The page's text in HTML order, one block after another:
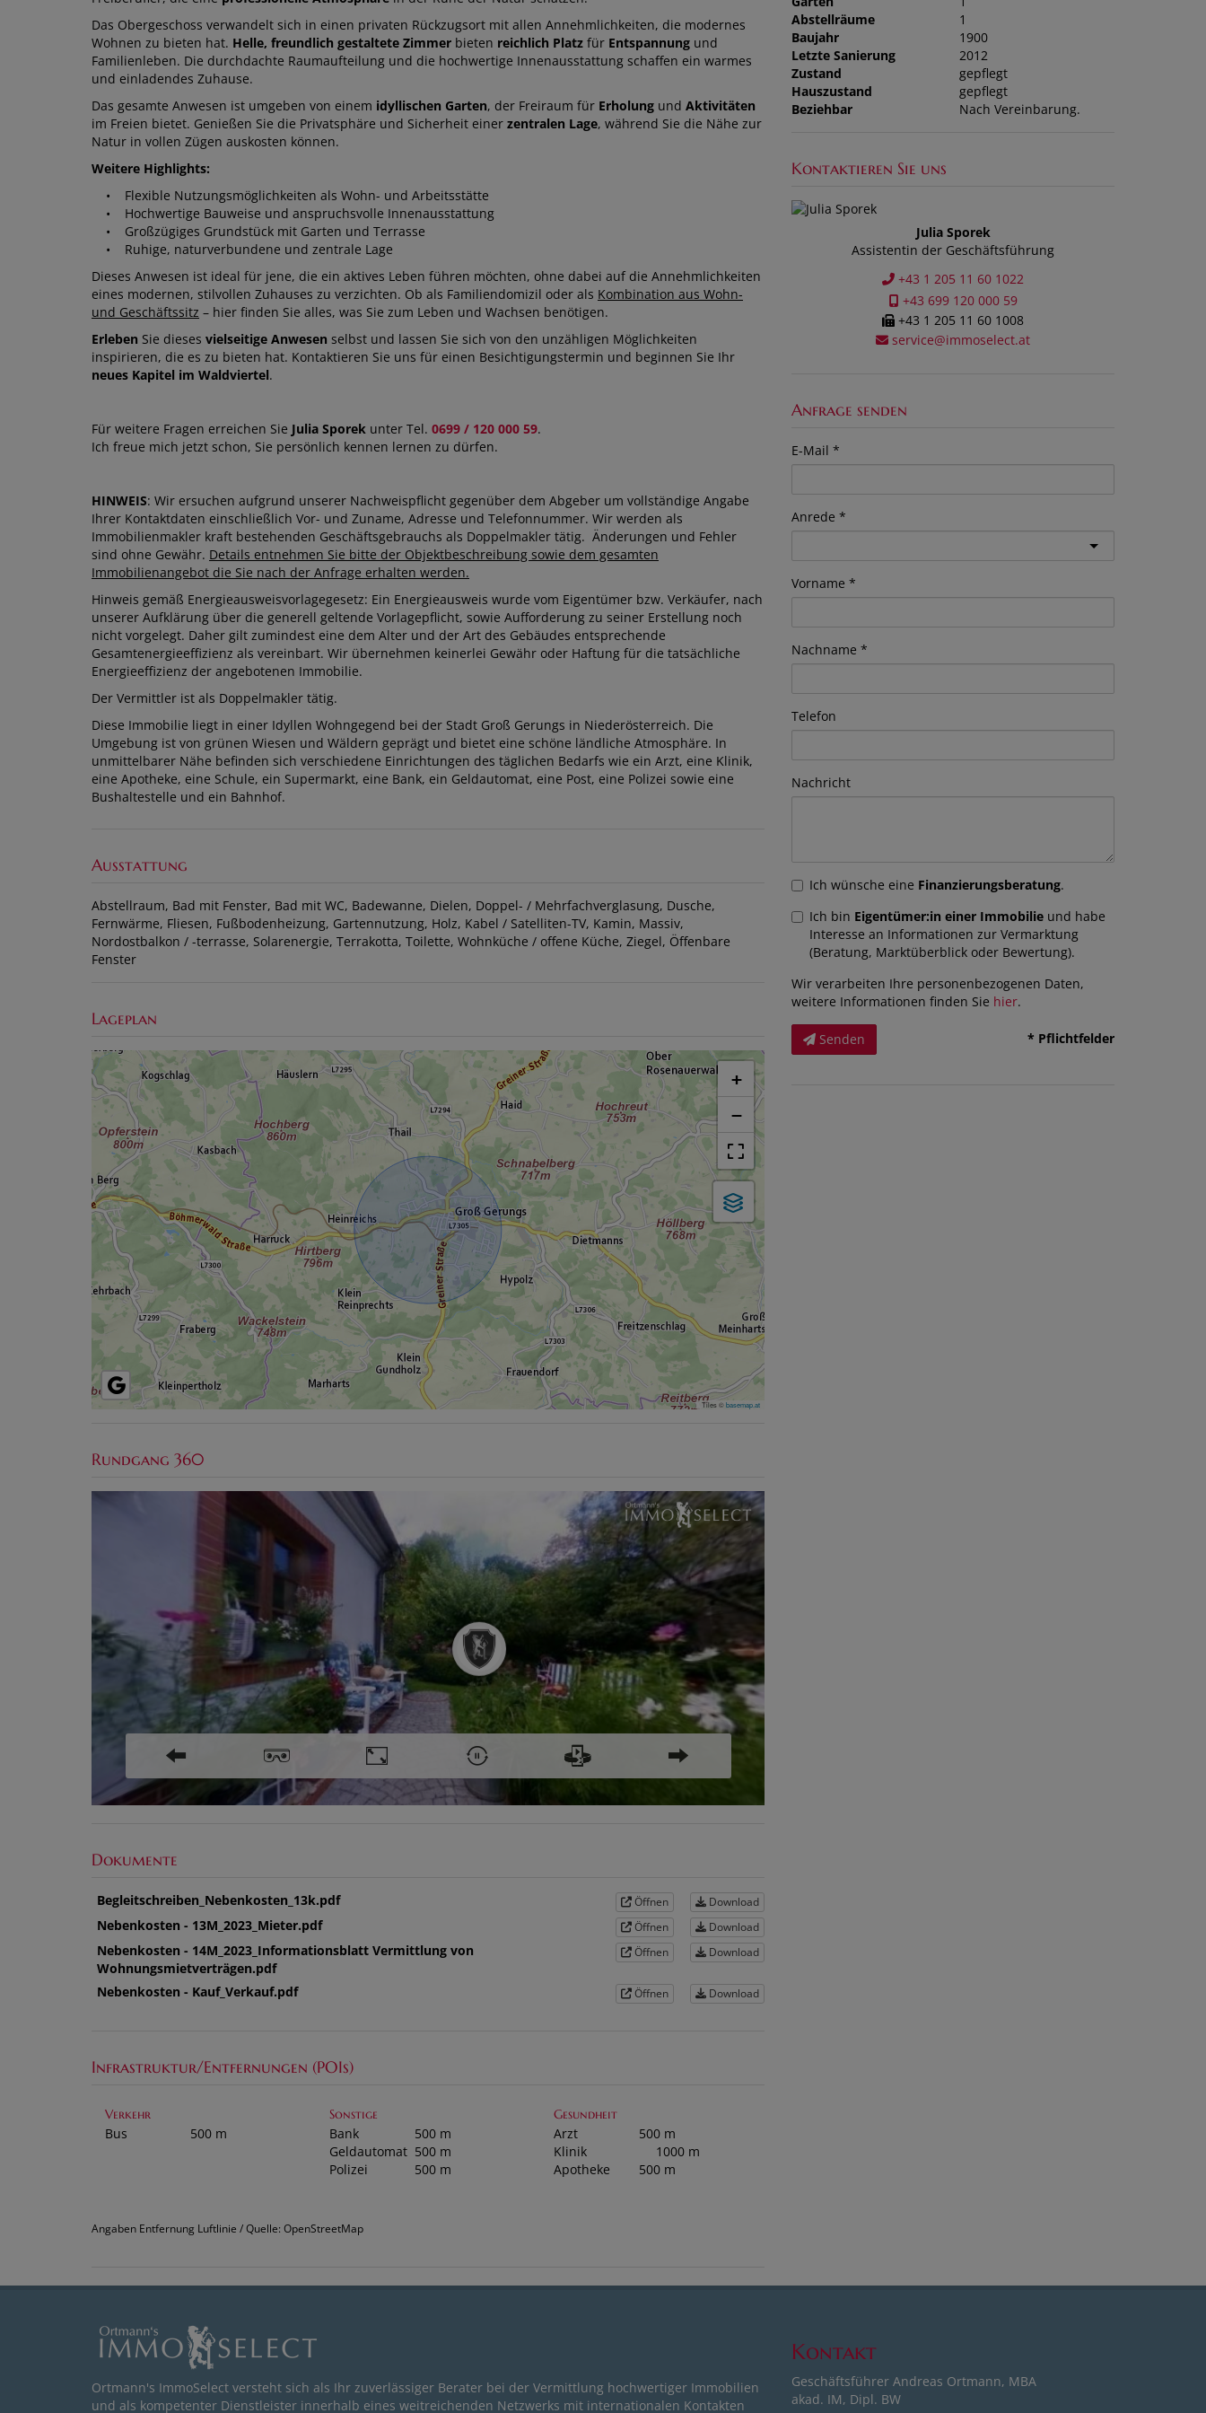
Das Obergeschoss verwandelt sich in einen privaten Rückzugsort mit allen Annehmlichkeiten, die modernes
Wohnen zu bieten hat. Helle, freundlich gestaltete Zimmer bieten reichlich Platz für Entspannung und
Familienleben. Die durchdachte Raumaufteilung und die hochwertige Innenausstattung schaffen ein warmes
und einladendes Zuhause.
Das gesamte Anwesen ist umgeben von einem idyllischen Garten, der Freiraum für Erholung und Aktivitäten
im Freien bietet. Genießen Sie die Privatsphäre und Sicherheit einer zentralen Lage, während Sie die Nähe zur
Natur in vollen Zügen auskosten können.
Weitere Highlights:
• Flexible Nutzungsmöglichkeiten als Wohn- und Arbeitsstätte
• Hochwertige Bauweise und anspruchsvolle Innenausstattung
• Großzügiges Grundstück mit Garten und Terrasse
• Ruhige, naturverbundene und zentrale Lage
Dieses Anwesen ist ideal für jene, die ein aktives Leben führen möchten, ohne dabei auf die Annehmlichkeiten
eines modernen, stilvollen Zuhauses zu verzichten. Ob als Familiendomizil oder als Kombination aus Wohn-
und Geschäftssitz – hier finden Sie alles, was Sie zum Leben und Wachsen benötigen.
Erleben Sie dieses vielseitige Anwesen selbst und lassen Sie sich von den unzähligen Möglichkeiten
inspirieren, die es zu bieten hat. Kontaktieren Sie uns für einen Besichtigungstermin und beginnen Sie Ihr
neues Kapitel im Waldviertel.
Für weitere Fragen erreichen Sie Julia Sporek unter Tel. 0699 / 120 000 59.
Ich freue mich jetzt schon, Sie persönlich kennen lernen zu dürfen.
HINWEIS: Wir ersuchen aufgrund unserer Nachweispflicht gegenüber dem Abgeber um vollständige Angabe
Ihrer Kontaktdaten einschließlich Vor- und Zuname, Adresse und Telefonnummer. Wir werden als
Immobilienmakler kraft bestehenden Geschäftsgebrauchs als Doppelmakler tätig. Änderungen und Fehler
sind ohne Gewähr. Details entnehmen Sie bitte der Objektbeschreibung sowie dem gesamten
Immobilienangebot die Sie nach der Anfrage erhalten werden.
Hinweis gemäß Energieausweisvorlagegesetz: Ein Energieausweis wurde vom Eigentümer bzw. Verkäufer, nach
unserer Aufklärung über die generell geltende Vorlagepflicht, sowie Aufforderung zu seiner Erstellung noch
nicht vorgelegt. Daher gilt zumindest eine dem Alter und der Art des Gebäudes entsprechende
Gesamtenergieeffizienz als vereinbart. Wir übernehmen keinerlei Gewähr oder Haftung für die tatsächliche
Energieeffizienz der angebotenen Immobilie.
Der Vermittler ist als Doppelmakler tätig.
Diese Immobilie liegt in einer Idyllen Wohngegend bei der Stadt Groß Gerungs in Niederösterreich. Die
Umgebung ist von grünen Wiesen und Wäldern geprägt und bietet eine schöne ländliche Atmosphäre. In
unmittelbarer Nähe befinden sich verschiedene Einrichtungen des täglichen Bedarfs wie ein Arzt, eine Klinik,
eine Apotheke, eine Schule, ein Supermarkt, eine Bank, ein Geldautomat, eine Post, eine Polizei sowie eine
Bushaltestelle und ein Bahnhof.
Ausstattung
Abstellraum Bad mit Fenster Bad mit WC Badewanne Dielen Doppel- / Mehrfachverglasung Dusche
Fernwärme Fliesen Fußbodenheizung Gartennutzung Holz Kabel / Satelliten-TV Kamin Massiv
Nordostbalkon / -terrasse Solarenergie Terrakotta Toilette Wohnküche / offene Küche Ziegel Öffenbare
Fenster
Lageplan
+
−
Tiles ©basemap.at
Rundgang 360
Dokumente
Begleitschreiben_Nebenkosten_13k.pdf Öffnen Download
Nebenkosten - 13M_2023_Mieter.pdf Öffnen Download
Nebenkosten - 14M_2023_Informationsblatt Vermittlung von
Wohnungsmietverträgen.pdf
Öffnen Download
Nebenkosten - Kauf_Verkauf.pdf Öffnen Download
Infrastruktur/Entfernungen (POIs)
Verkehr
Bus 500 m
Sonstige
Bank
500 m
Geldautomat 500 m
Polizei
500 m
Gesundheit
Arzt
500 m
Klinik
1000 m
Apotheke
500 m
Angaben Entfernung Luftlinie / Quelle: OpenStreetMap
Abstellräume
1
Baujahr
1900
Letzte Sanierung
2012
Zustand
gepflegt
Hauszustand
gepflegt
Beziehbar
Nach Vereinbarung.
Kontaktieren Sie uns
Julia Sporek
Assistentin der Geschäftsführung
+43 1 205 11 60 1022
+43 699 120 000 59
+43 1 205 11 60 1008
service@immoselect.at
Anfrage senden
E-Mail
Anrede
Vorname
Nachname
Telefon
Nachricht
Ich wünsche eine Finanzierungsberatung.
Ich bin Eigentümer:in einer Immobilie und habe
Interesse an Informationen zur Vermarktung
(Beratung, Marktüberblick oder Bewertung).
Wir verarbeiten Ihre personenbezogenen Daten,
weitere Informationen finden Sie hier.
Senden * Pflichtfelder
Ortmann's ImmoSelect versteht sich als Ihr zuverlässiger Berater bei der Vermittlung hochwertiger Immobilien
und als kompetenter Dienstleister innerhalb eines weitreichenden Netzwerks mit internationalen Kontakten
Kontakt
Geschäftsführer Andreas Ortmann, MBA
akad. IM, Dipl. BW